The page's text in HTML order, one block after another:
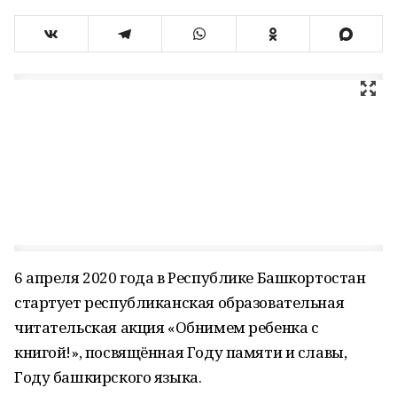
6 апреля 2020 года в Республике Башкортостан
стартует республиканская образовательная
читательская акция «Обнимем ребенка с
книгой!», посвящённая Году памяти и славы,
Году башкирского языка.